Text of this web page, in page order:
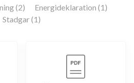
(2)
Energideklaration (1)
Stadgar (1)